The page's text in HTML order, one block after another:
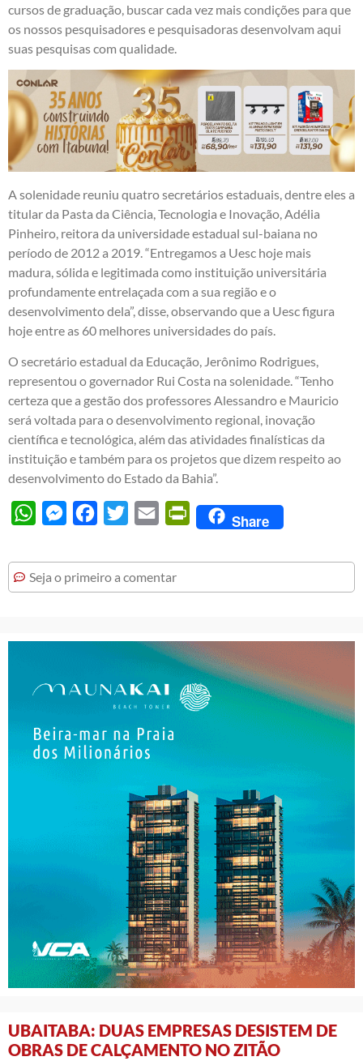
cursos de graduação, buscar cada vez mais condições para que
os nossos pesquisadores e pesquisadoras desenvolvam aqui
suas pesquisas com qualidade.
A solenidade reuniu quatro secretários estaduais, dentre eles a
titular da Pasta da Ciência, Tecnologia e Inovação, Adélia
Pinheiro, reitora da universidade estadual sul-baiana no
período de 2012 a 2019. “Entregamos a Uesc hoje mais
madura, sólida e legitimada como instituição universitária
profundamente entrelaçada com a sua região e o
desenvolvimento dela”, disse, observando que a Uesc figura
hoje entre as 60 melhores universidades do país.
O secretário estadual da Educação, Jerônimo Rodrigues,
representou o governador Rui Costa na solenidade. “Tenho
certeza que a gestão dos professores Alessandro e Mauricio
será voltada para o desenvolvimento regional, inovação
científica e tecnológica, além das atividades finalísticas da
instituição e também para os projetos que dizem respeito ao
desenvolvimento do Estado da Bahia”.
WhatsAppMessengerFacebook
Twitter Email PrintFriendly
Share
Seja o primeiro a comentar
UBAITABA: DUAS EMPRESAS DESISTEM DE
OBRAS DE CALÇAMENTO NO ZITÃO